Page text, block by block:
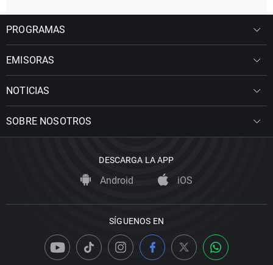
PROGRAMAS
EMISORAS
NOTICIAS
SOBRE NOSOTROS
DESCARGA LA APP
Android iOS
SÍGUENOS EN